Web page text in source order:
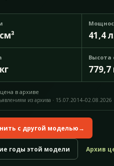
41,4
Высота
в архиве
из архива · 15.07.2014–02.08.2026
с другой моделью→
годы этой модели Архив